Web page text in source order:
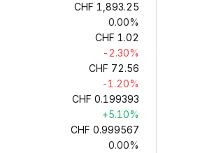
CHF 1,893.25
0.00%
CHF 1.02
-2.30%
CHF 72.56
-1.20%
CHF 0.199393
+5.10%
CHF 0.999567
0.00%